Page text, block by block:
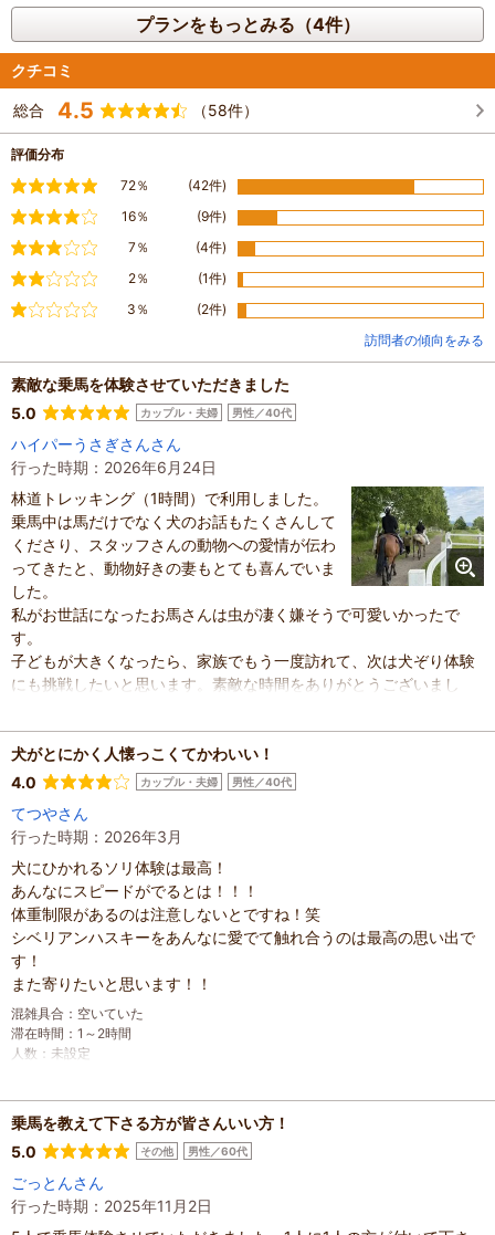
プランをもっとみる（4件）
クチコミ
総合 4.5 （58件）
評価分布
満足72％ (42件)
やや満足
16％ (9件)
7％ (4件)
やや不満
2％ (1件)
3％
(2件)
訪問者の傾向をみる
素敵な乗馬を体験させていただきました
5.0
カップル・夫婦 男性／40代
ハイパーうさぎさんさん
行った時期：2026年6月24日
林道トレッキング（1時間）で利用しました。
乗馬中は馬だけでなく犬のお話もたくさんして
くださり、スタッフさんの動物への愛情が伝わ
ってきたと、動物好きの妻もとても喜んでいま
した。
私がお世話になったお馬さんは虫が凄く嫌そうで可愛いかったで
す。
子どもが大きくなったら、家族でもう一度訪れて、次は犬ぞり体験
にも挑戦したいと思います。素敵な時間をありがとうございまし
混雑具合：やや空いていた
滞在時間：1～2時間
人数 ：未設定
犬がとにかく人懐っこくてかわいい！
4.0
カップル・夫婦 男性／40代
てつやさん
行った時期：2026年3月
犬にひかれるソリ体験は最高！
あんなにスピードがでるとは！！！
体重制限があるのは注意しないとですね！笑
シベリアンハスキーをあんなに愛でて触れ合うのは最高の思い出で
す！
また寄りたいと思います！！
混雑具合 ： 空いていた
滞在時間 ： 1～2時間
人数 ： 未設定
乗馬を教えて下さる方が皆さんいい方！
5.0
その他 男性／60代
ごっとんさん
行った時期：2025年11月2日